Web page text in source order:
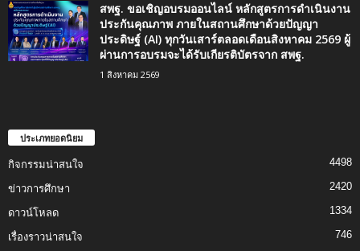
สพฐ. ขอเชิญอบรมออนไลน์ หลักสูตรการดำเนินงาน
ประกันคุณภาพ ภายในสถานศึกษาด้วยปัญญา
ประดิษฐ์ (AI) ทุกวันเสาร์ตลอดเดือนสิงหาคม 2569 ผู้
ผ่านการอบรมจะได้รับเกียรติบัตรจาก สพฐ.
1 สิงหาคม 2569
ประเภทยอดนิยม
กิจกรรมน่าสนใจ 4498
ข่าวการศึกษา 2420
ดาวน์โหลด 1334
เรื่องราวน่าสนใจ 746